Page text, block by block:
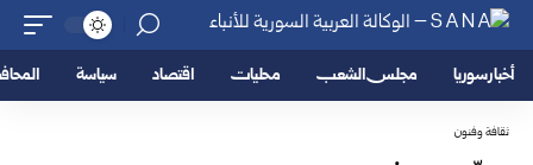
أخبار سوريا مجلس الشعب محليات اقتصاد سياسة
ثقافة وفنون